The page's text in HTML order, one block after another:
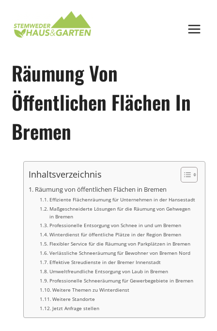
springen
Räumung Von
Öffentlichen Flächen In
Bremen
Inhaltsverzeichnis
Räumung von öffentlichen Flächen in Bremen
Effiziente Flächenräumung für Unternehmen in der Hansestadt
Maßgeschneiderte Lösungen für die Räumung von Gehwegen
in Bremen
Professionelle Entsorgung von Schnee in und um Bremen
Winterdienst für öffentliche Plätze in der Region Bremen
Flexibler Service für die Räumung von Parkplätzen in Bremen
Verlässliche Schneeräumung für Bewohner von Bremen Nord
Effektive Streudienste in der Bremer Innenstadt
Umweltfreundliche Entsorgung von Laub in Bremen
Professionelle Schneeräumung für Gewerbegebiete in Bremen
Weitere Themen zu Winterdienst
Weitere Standorte
Jetzt Anfrage stellen